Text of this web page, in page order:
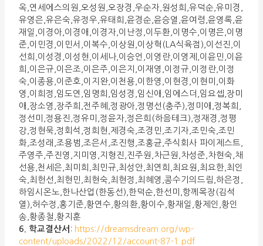
옥,연세에스의원,오성원,오장경,우순자,원성희,유덕순,유미경,
유영은,유은숙,유정우,유태희,윤경순,윤승열,윤여령,윤영록,윤
재일,이경아,이경애,이경자,이난정,이두환,이명수,이명은,이명
준,이민경,이민서,이복수,이상원,이상혁(LA식육점),이선진,이
선희,이성경,이성현,이세나,이승언,이영란,이영제,이윤민,이윤
희,이은규,이은조,이은주,이은지,이재영,이정규,이정란,이정
숙,이종용,이준호,이지완,이천용,이한영,이현경,이현미,이화
영,이희정,임도연,임명희,임성경,임신애,임에스더,임요셉,장미
애,장소영,장주희,전주혜,정광아,정명선(충주),정미애,정복희,
정선미,정용진,정유미,정윤자,정은희(하음테크),정재경,정평
강,정현묵,정회석,정희현,제경숙,조경민,조기자,조민숙,조민
화,조성래,조용범,조은서,조진행,조홍균,주식회사 파이제스트,
주영주,주진영,지미영,지형진,진주원,차근원,차성준,차현숙,채
선용,천세은,최미희,최민규,최성안,최연희,최요원,최요한,최인
숙,최헌선,최현민,최현숙,최현정,최혜영,콩수기의드림,하은정,
하임시온노,한나산업(한동선),한덕순,한선미,항께목장(김석
열),허수정,홍기준,황연수,황의환,황이수,황재일,황제인,황인
송,황종철,황지훈
6. 학교결산서 : https://dreamsdream.org/wp-
content/uploads/2022/12/account-87-1.pdf